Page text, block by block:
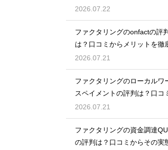
態を徹底解説
2026.07.22
ファクタリングのonfactの評
は？口コミからメリットを徹
説
2026.07.21
ファクタリングのローカルワ
スペイメントの評判は？口コ
実態を解説
2026.07.21
ファクタリングの資金調達
の評判は？口コミからその実